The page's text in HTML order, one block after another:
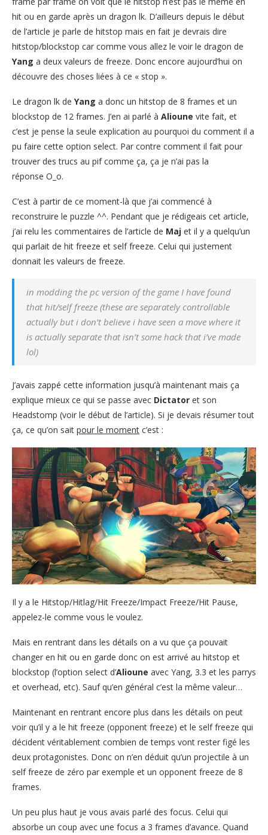
hit ou en garde après un dragon lk. D’ailleurs depuis le début
de l’article je parle de hitstop mais en fait je devrais dire
hitstop/blockstop car comme vous allez le voir le dragon de
Yang a deux valeurs de freeze. Donc encore aujourd’hui on
découvre des choses liées à ce « stop ».
Le dragon lk de Yang a donc un hitstop de 8 frames et un
blockstop de 12 frames. J’en ai parlé à Alioune vite fait, et
c’est je pense la seule explication au pourquoi du comment il a
pu faire cette option select. Par contre comment il fait pour
trouver des trucs au pif comme ça, ça je n’ai pas la
réponse O_o.
C’est à partir de ce moment-là que j’ai commencé à
reconstruire le puzzle ^^. Pendant que je rédigeais cet article,
j’ai relu les commentaires de l’article de Maj et il y a quelqu’un
qui parlait de hit freeze et self freeze. Celui qui justement
donnait les valeurs de freeze.
in modding the pc version of the game I have found
that hit/self freeze (these are separately controllable
actually but i don’t believe i have seen a move where it
is actually separate that isn’t some hack that i’ve made
lol)
J’avais zappé cette information jusqu’à maintenant mais ça
explique mieux ce qui se passe avec Dictator et son
Headstomp (voir le début de l’article). Si je devais résumer tout
ça, ce qu’on sait pour le moment c’est :
Il y a le Hitstop/Hitlag/Hit Freeze/Impact Freeze/Hit Pause,
appelez-le comme vous le voulez.
Mais en rentrant dans les détails on a vu que ça pouvait
changer en hit ou en garde donc on est arrivé au hitstop et
blockstop (l’option select d’Alioune avec Yang, 3.3 et les parrys
et overhead, etc). Sauf qu’en général c’est la même valeur…
Maintenant en rentrant encore plus dans les détails on peut
voir qu’il y a le hit freeze (opponent freeze) et le self freeze qui
décident véritablement combien de temps vont rester figé les
deux protagonistes. Donc on n’en déduit qu’un projectile à un
self freeze de zéro par exemple et un opponent freeze de 8
frames.
Un peu plus haut je vous avais parlé des focus. Celui qui
absorbe un coup avec une focus a 3 frames d’avance. Quand